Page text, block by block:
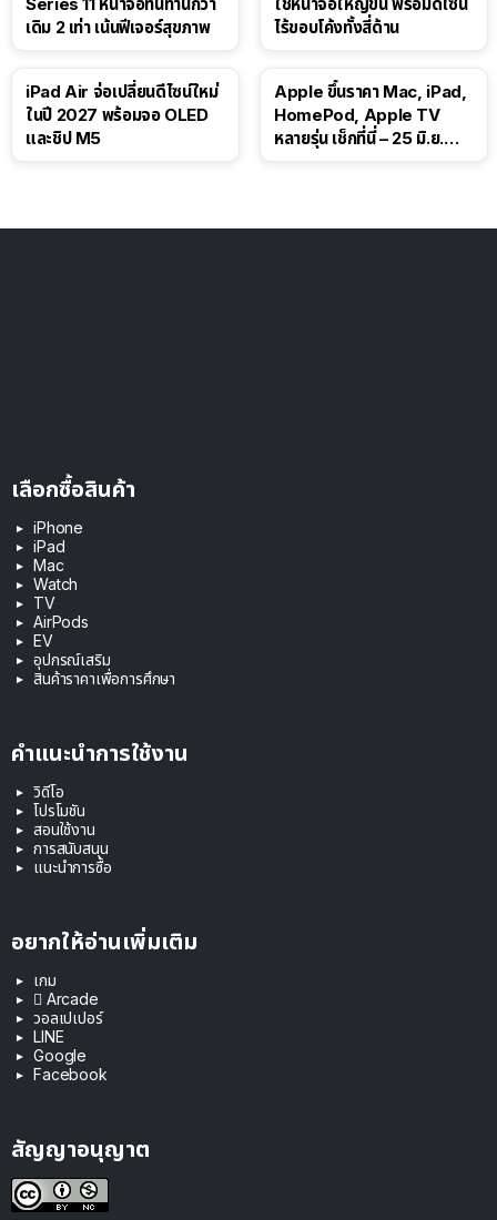
เดิม 2 เท่า เน้นฟีเจอร์สุขภาพ
ไร้ขอบโค้งทั้งสี่ด้าน
iPad Air จ่อเปลี่ยนดีไซน์ใหม่
ในปี 2027 พร้อมจอ OLED
และชิป M5
Apple ขึ้นราคา Mac, iPad,
HomePod, Apple TV
หลายรุ่น เช็กที่นี่ – 25 มิ.ย.
เลือกซื้อสินค้า
iPhone
iPad
Mac
Watch
TV
AirPods
EV
อุปกรณ์เสริม
สินค้าราคาเพื่อการศึกษา
คำแนะนำการใช้งาน
วิดีโอ
โปรโมชัน
สอนใช้งาน
การสนับสนุน
แนะนำการซื้อ
อยากให้อ่านเพิ่มเติม
เกม
 Arcade
วอลเปเปอร์
LINE
Google
Facebook
สัญญาอนุญาต